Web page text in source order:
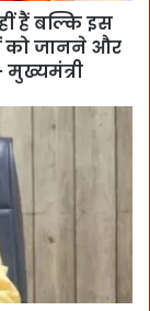
हैं बल्कि इस
को जानने और